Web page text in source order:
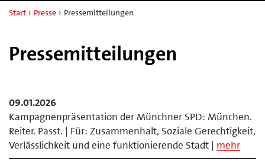
Start › Presse › Pressemitteilungen
Pressemitteilungen
09.01.2026
Kampagnenpräsentation der Münchner SPD: München.
Reiter. Passt. | Für: Zusammenhalt, Soziale Gerechtigkeit,
Verlässlichkeit und eine funktionierende Stadt | mehr